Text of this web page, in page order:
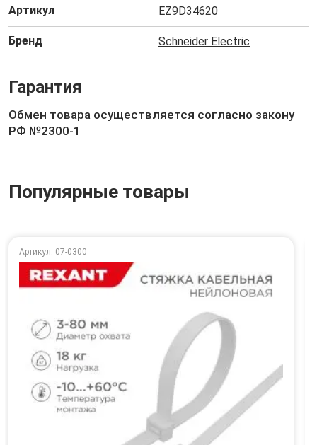
Артикул EZ9D34620
Бренд Schneider Electric
Гарантия
Обмен товара осуществляется согласно закону
РФ №2300-1
Популярные товары
Артикул: 07-0300